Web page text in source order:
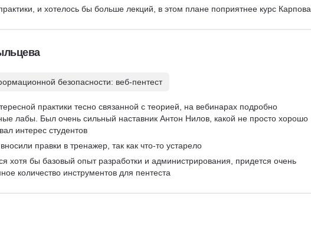
и хотелось бы больше лекций, в этом плане поприятнее курс Карпова.
безопасности: веб-пентест
практики тесно связанной с теорией, на вебинарах подробно
лабы. Был очень сильный наставник Антон Нилов, какой не просто хорошо
интерес студентов
правки в тренажер, так как что-то устарело
хотя бы базовый опыт разработки и администрирования, придется очень
количество инструментов для пентеста